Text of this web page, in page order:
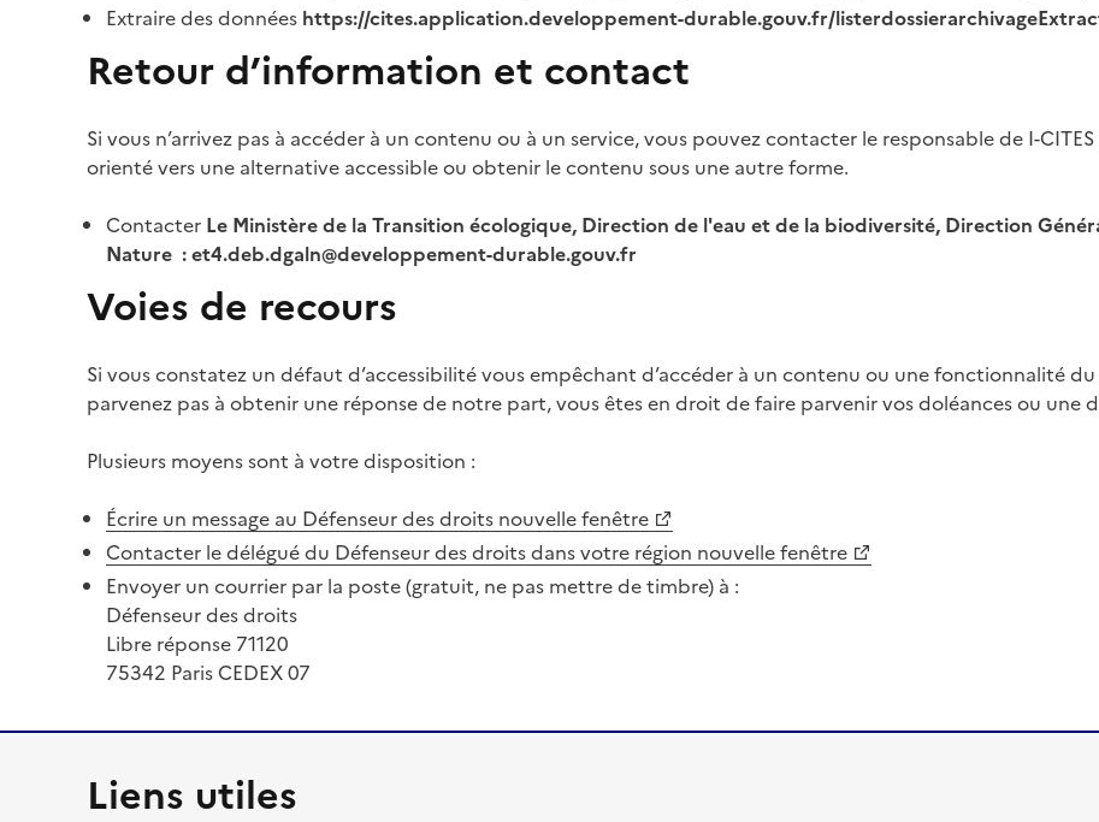
Extraire des données https://cites.application.developpement-durable.gouv.fr/
Retour d’information et contact
Si vous n’arrivez pas à accéder à un contenu ou à un service, vous pouvez contacter le responsable de I-
orienté vers une alternative accessible ou obtenir le contenu sous une autre forme.
Contacter Le Ministère de la Transition écologique, Direction de l'eau et de la biodiversité, Direction
Nature : et4.deb.dgaln@developpement-durable.gouv.fr
Voies de recours
Si vous constatez un défaut d’accessibilité vous empêchant d’accéder à un contenu ou une fonctionnalité
parvenez pas à obtenir une réponse de notre part, vous êtes en droit de faire parvenir vos doléances ou une
Plusieurs moyens sont à votre disposition :
Écrire un message au Défenseur des droits nouvelle fenêtre
Contacter le délégué du Défenseur des droits dans votre région nouvelle fenêtre
Envoyer un courrier par la poste (gratuit, ne pas mettre de timbre) à :
Défenseur des droits
Libre réponse 71120
75342 Paris CEDEX 07
Liens utiles